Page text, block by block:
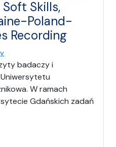
Skills,
Poland-
Recording
badaczy i
W ramach
Gdańskich zadań